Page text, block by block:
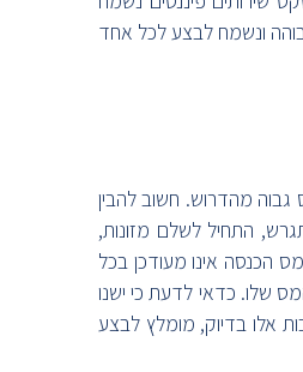
ונשמח לבצע לכל אחד
מהדרוש. חשוב להבין
התחיל לשלם מזונות,
הכנסה אינו מעודכן בכל
שלו. כדאי לדעת כי ישנו
מס רק מ- 6 השנים האחרונות. מסיבות אלו בדיוק, מומלץ לבצע